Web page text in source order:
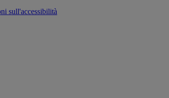
sull'accessibilità